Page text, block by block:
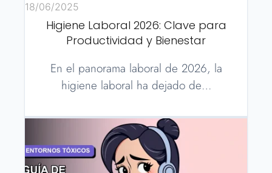
18/06/2025
Higiene Laboral 2026: Clave para
Productividad y Bienestar
En el panorama laboral de 2026, la
higiene laboral ha dejado de…